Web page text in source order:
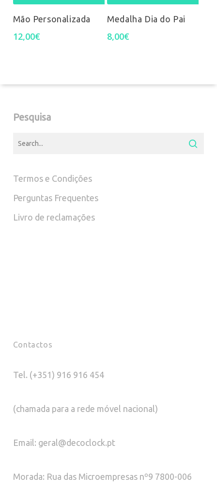
Mão Personalizada
12,00€
Medalha Dia do Pai
8,00€
Pesquisa
Termos e Condições
Perguntas Frequentes
Livro de reclamações
Contactos
Tel. (+351) 916 916 454
(chamada para a rede móvel nacional)
Email: geral@decoclock.pt
Morada: Rua das Microempresas nº9 7800-006